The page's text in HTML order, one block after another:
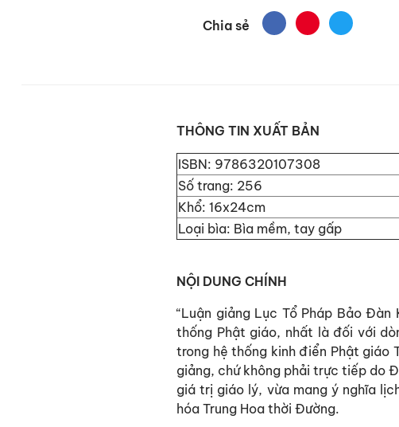
Chia sẻ
THÔNG TIN XUẤT BẢN
ISBN: 9786320107308
Số trang: 256
Khổ: 16x24cm
Loại bìa: Bìa mềm, tay gấp
NỘI DUNG CHÍNH
“Luận giảng Lục Tổ Pháp Bảo
thống Phật giáo, nhất là đối với
trong hệ thống kinh điển Phật giáo
giảng, chứ không phải trực tiếp do
giá trị giáo lý, vừa mang ý nghĩa
hóa Trung Hoa thời Đường.